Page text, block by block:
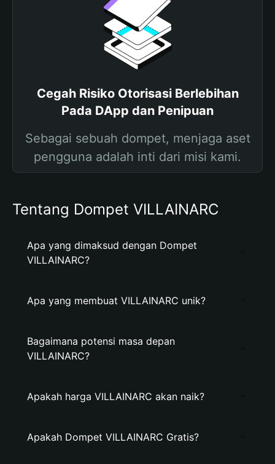
Cegah Risiko Otorisasi Berlebihan
Pada DApp dan Penipuan
Sebagai sebuah dompet, menjaga aset
pengguna adalah inti dari misi kami.
Tentang Dompet VILLAINARC
Apa yang dimaksud dengan Dompet
VILLAINARC?
Apa yang membuat VILLAINARC unik?
Bagaimana potensi masa depan
VILLAINARC?
Apakah harga VILLAINARC akan naik?
Apakah Dompet VILLAINARC Gratis?